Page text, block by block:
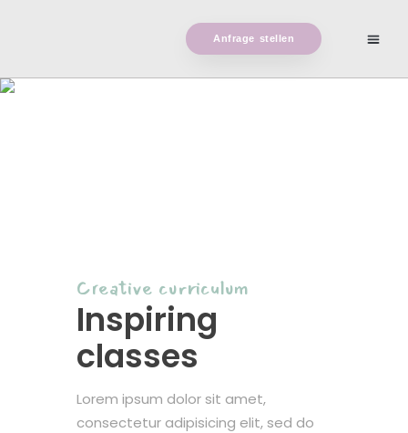
Anfrage stellen
Creative curriculum
Inspiring
classes
Lorem ipsum dolor sit amet,
consectetur adipisicing elit, sed do